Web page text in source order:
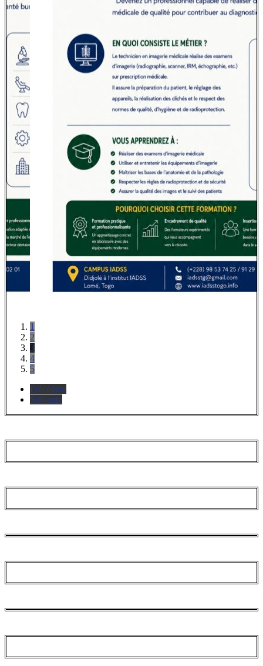
1
2
3
4
5
Précédent
Suivante